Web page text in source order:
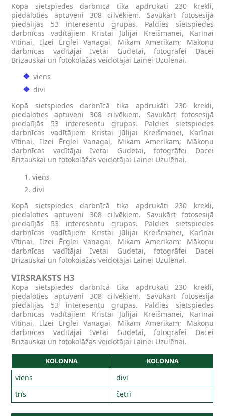
Kopā sietspiedes darbnīcā tika apdrukāti 230 krekli,
piedaloties aptuveni 308 cilvēkiem. Savukārt fotosesijā
piedalījās 53 interesentu grupas. Paldies sietspiedes
darbnīcas vadītājiem Kristai Jūlijai Kreišmanei, Karīnai
Vītiņai, Ilzei Ērglei Vanagai, Mikam Amerikam; Mākoņu
darbnīcas vadītājai Ivetai Gudetai, fotogrāfei Dacei
Brizauskai un fotokolāžas veidotājai Lainei Uzulēnai.
viens
divi
Kopā sietspiedes darbnīcā tika apdrukāti 230 krekli,
piedaloties aptuveni 308 cilvēkiem. Savukārt fotosesijā
piedalījās 53 interesentu grupas. Paldies sietspiedes
darbnīcas vadītājiem Kristai Jūlijai Kreišmanei, Karīnai
Vītiņai, Ilzei Ērglei Vanagai, Mikam Amerikam; Mākoņu
darbnīcas vadītājai Ivetai Gudetai, fotogrāfei Dacei
Brizauskai un fotokolāžas veidotājai Lainei Uzulēnai.
viens
divi
Kopā sietspiedes darbnīcā tika apdrukāti 230 krekli,
piedaloties aptuveni 308 cilvēkiem. Savukārt fotosesijā
piedalījās 53 interesentu grupas. Paldies sietspiedes
darbnīcas vadītājiem Kristai Jūlijai Kreišmanei, Karīnai
Vītiņai, Ilzei Ērglei Vanagai, Mikam Amerikam; Mākoņu
darbnīcas vadītājai Ivetai Gudetai, fotogrāfei Dacei
Brizauskai un fotokolāžas veidotājai Lainei Uzulēnai.
VIRSRAKSTS H3
Kopā sietspiedes darbnīcā tika apdrukāti 230 krekli,
piedaloties aptuveni 308 cilvēkiem. Savukārt fotosesijā
piedalījās 53 interesentu grupas. Paldies sietspiedes
darbnīcas vadītājiem Kristai Jūlijai Kreišmanei, Karīnai
Vītiņai, Ilzei Ērglei Vanagai, Mikam Amerikam; Mākoņu
darbnīcas vadītājai Ivetai Gudetai, fotogrāfei Dacei
Brizauskai un fotokolāžas veidotājai Lainei Uzulēnai.
KOLONNA KOLONNA
viens
divi
trīs
četri